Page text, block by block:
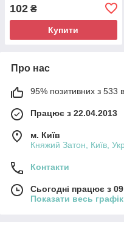
102 ₴
Купити
Про нас
95% позитивних з 533
Працює з 22.04.2013
м. Київ
Княжий Затон, Київ,
Контакти
Сьогодні працює з
Показати весь